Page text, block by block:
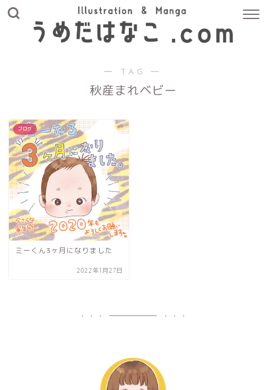
― TAG ―
秋産まれベビー
ブログ
ミーくん3ヶ月になりました
2022年1月27日